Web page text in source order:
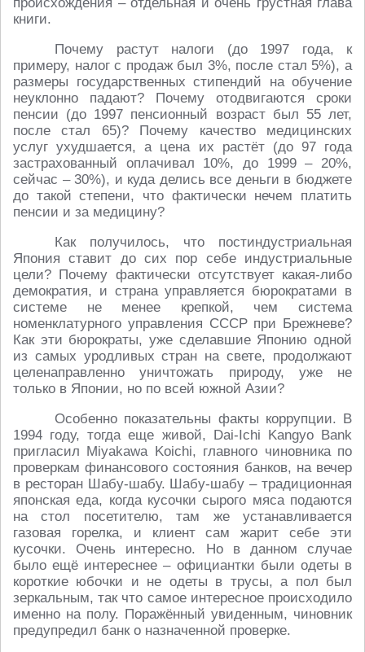
книги.
Почему растут налоги (до 1997 года, к
примеру, налог с продаж был 3%, после стал 5%), а
размеры государственных стипендий на обучение
неуклонно падают? Почему отодвигаются сроки
пенсии (до 1997 пенсионный возраст был 55 лет,
после стал 65)? Почему качество медицинских
услуг ухудшается, а цена их растёт (до 97 года
застрахованный оплачивал 10%, до 1999 – 20%,
сейчас – 30%), и куда делись все деньги в бюджете
до такой степени, что фактически нечем платить
пенсии и за медицину?
Как получилось, что постиндустриальная
Япония ставит до сих пор себе индустриальные
цели? Почему фактически отсутствует какая-либо
демократия, и страна управляется бюрократами в
системе не менее крепкой, чем система
номенклатурного управления СССР при Брежневе?
Как эти бюрократы, уже сделавшие Японию одной
из самых уродливых стран на свете, продолжают
целенаправленно уничтожать природу, уже не
только в Японии, но по всей южной Азии?
Особенно показательны факты коррупции. В
1994 году, тогда еще живой, Dai-Ichi Kangyo Bank
пригласил Miyakawa Koichi, главного чиновника по
проверкам финансового состояния банков, на вечер
в ресторан Шабу-шабу. Шабу-шабу – традиционная
японская еда, когда кусочки сырого мяса подаются
на стол посетителю, там же устанавливается
газовая горелка, и клиент сам жарит себе эти
кусочки. Очень интересно. Но в данном случае
было ещё интереснее – официантки были одеты в
короткие юбочки и не одеты в трусы, а пол был
зеркальным, так что самое интересное происходило
именно на полу. Поражённый увиденным, чиновник
предупредил банк о назначенной проверке.